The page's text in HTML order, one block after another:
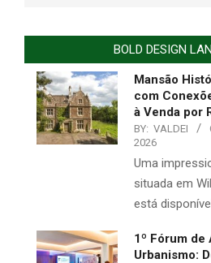
BOLD DESIGN
Mansão
com
à Venda por
BY: VALDEI
2026
Uma
situada em
está
1º Fórum
Urbanismo: